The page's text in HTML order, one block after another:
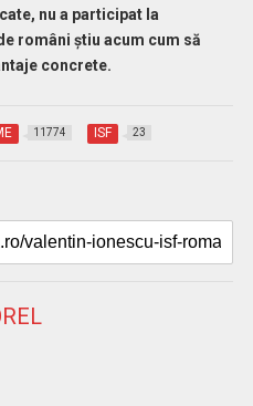
nu a participat la
români știu acum cum să
concrete.
11774 ISF 23